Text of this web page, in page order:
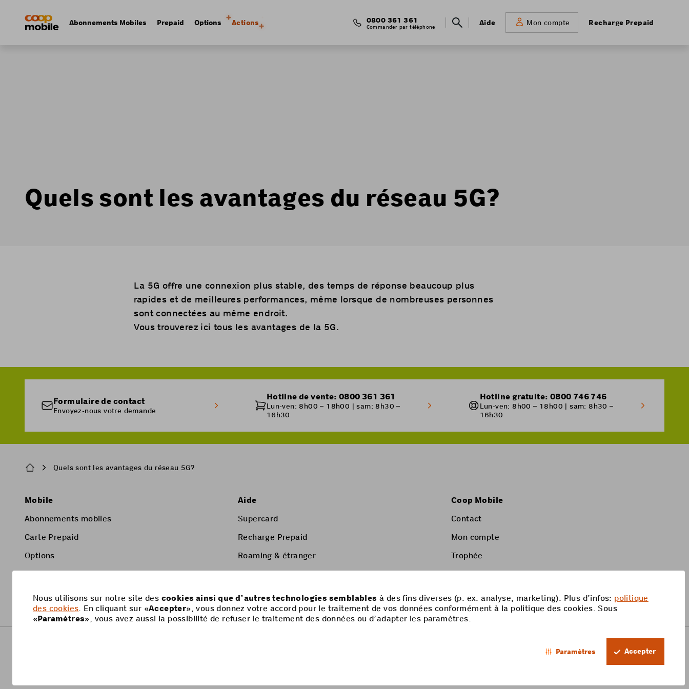
Navigation
principale
Abonnements Mobiles Prepaid Options Actions 0800 361 361
Commander par téléphone
navigation
Aide Mon compte Recharge Prepaid
Quels sont les avantages du réseau 5G?
La 5G offre une connexion plus stable, des temps de réponse beaucoup plus
rapides et de meilleures performances, même lorsque de nombreuses personnes
sont connectées au même endroit.
Vous trouverez ici tous les avantages de la 5G.
Formulaire de contact
Envoyez-nous votre demande
Hotline de vente: 0800 361 361
Lun-ven: 8h00 – 18h00 | sam: 8h30 –
16h30
Hotline gratuite: 0800 746 746
Lun-ven: 8h00 – 18h00 | sam: 8h30 –
16h30
BreadcrumbQuels sont les avantages du réseau 5G?
Pied
page
Mobile
Abonnements mobiles
Carte Prepaid
Options
Aide
Supercard
Recharge Prepaid
Roaming & étranger
Coop Mobile
Contact
Mon compte
Trophée
FR
Nous utilisons sur notre site des cookies ainsi que d’autres technologies semblables à des fins diverses (p. ex. analyse, marketing). Plus d’infos: politique
des cookies . En cliquant sur «Accepter», vous donnez votre accord pour le traitement de vos données conformément à la politique des cookies. Sous
«Paramètres», vous avez aussi la possibilité de refuser le traitement des données ou d’adapter les paramètres.
Paramètres Accepter